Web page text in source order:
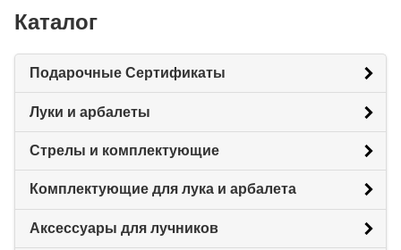
Каталог
Подарочные Сертификаты
Луки и арбалеты
Стрелы и комплектующие
Комплектующие для лука и арбалета
Аксессуары для лучников